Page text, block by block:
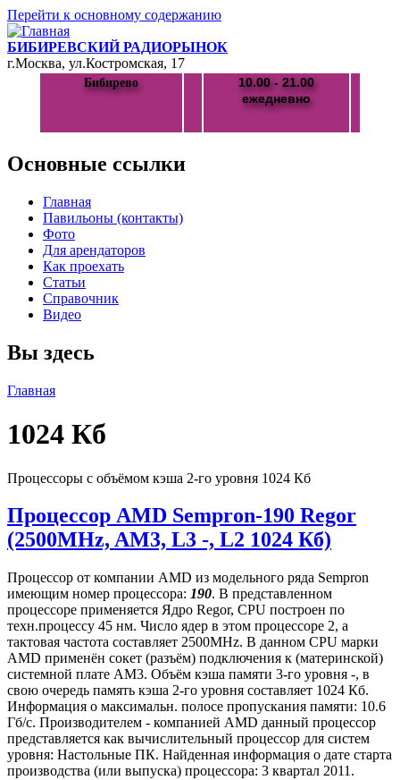
Перейти к основному содержанию
БИБИРЕВСКИЙ РАДИОРЫНОК
г.Москва, ул.Костромская, 17
Бибирево
10.00 - 21.00
ежедневно
Основные ссылки
Главная
Павильоны (контакты)
Фото
Для арендаторов
Как проехать
Статьи
Справочник
Видео
Вы здесь
Главная
1024 Кб
Процессоры с объёмом кэша 2-го уровня 1024 Кб
Процессор AMD Sempron-190 Regor
(2500MHz, AM3, L3 -, L2 1024 Кб)
Процессор от компании AMD из модельного ряда Sempron
имеющим номер процессора: 190. В представленном
процессоре применяется Ядро Regor, CPU построен по
техн.процессу 45 нм. Число ядер в этом процессоре 2, а
тактовая частота составляет 2500MHz. В данном CPU марки
AMD применён сокет (разъём) подключения к (материнской)
системной плате AM3. Объём кэша памяти 3-го уровня -, в
свою очередь память кэша 2-го уровня составляет 1024 Кб.
Информация о максимальн. полосе пропускания памяти: 10.6
Гб/с. Производителем - компанией AMD данный процессор
представляется как вычислительный процессор для систем
уровня: Настольные ПК. Найденная информация о дате старта
производства (или выпуска) процессора: 3 квартал 2011.